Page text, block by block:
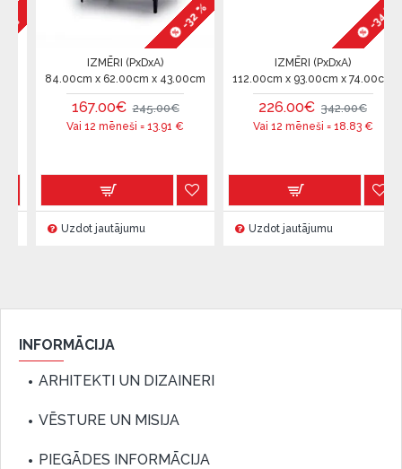
-32 %
IZMĒRI (PxDxA)
84.00cm x 62.00cm x 43.00cm
167.00€ 245.00€
Vai 12 mēneši =13.91€
Uzdot jautājumu
-34 %
IZMĒRI (PxDxA)
112.00cm x 93.00cm x 74.00cm
226.00€ 342.00€
Vai 12 mēneši =18.83€
Uzdot jautājumu
INFORMĀCIJA
ARHITEKTI UN DIZAINERI
VĒSTURE UN MISIJA
PIEGĀDES INFORMĀCIJA